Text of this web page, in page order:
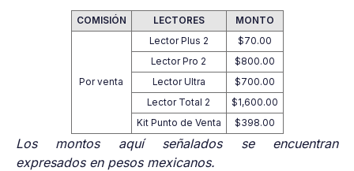
COMISIÓN LECTORES MONTO
Por venta
Lector Plus 2
$70.00
Lector Pro 2
$800.00
Lector Ultra
$700.00
Lector Total 2
$1,600.00
Kit Punto de Venta
$398.00
Los montos aquí señalados se encuentran
expresados en pesos mexicanos.